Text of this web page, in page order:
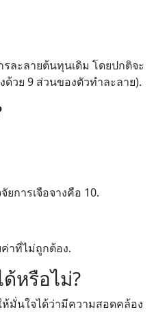
รละลายต้นทุนเดิม โดยปกติจะ
ด้วย 9 ส่วนของตัวทำละลาย).
การเจือจางคือ 10.
าที่ไม่ถูกต้อง.
หรือไม่?
มั่นใจได้ว่ามีความสอดคล้อง